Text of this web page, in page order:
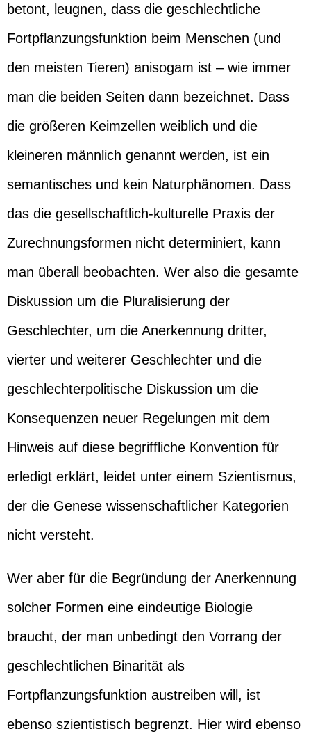
betont, leugnen, dass die geschlechtliche
Fortpflanzungsfunktion beim Menschen (und
den meisten Tieren) anisogam ist – wie immer
man die beiden Seiten dann bezeichnet. Dass
die größeren Keimzellen weiblich und die
kleineren männlich genannt werden, ist ein
semantisches und kein Naturphänomen. Dass
das die gesellschaftlich-kulturelle Praxis der
Zurechnungsformen nicht determiniert, kann
man überall beobachten. Wer also die gesamte
Diskussion um die Pluralisierung der
Geschlechter, um die Anerkennung dritter,
vierter und weiterer Geschlechter und die
geschlechterpolitische Diskussion um die
Konsequenzen neuer Regelungen mit dem
Hinweis auf diese begriffliche Konvention für
erledigt erklärt, leidet unter einem Szientismus,
der die Genese wissenschaftlicher Kategorien
nicht versteht.
Wer aber für die Begründung der Anerkennung
solcher Formen eine eindeutige Biologie
braucht, der man unbedingt den Vorrang der
geschlechtlichen Binarität als
Fortpflanzungsfunktion austreiben will, ist
ebenso szientistisch begrenzt. Hier wird ebenso